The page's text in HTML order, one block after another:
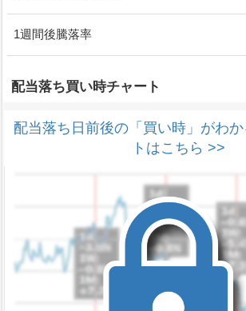
1週間後騰落率
配当落ち買い時チャート
配当落ち日前後の「買い時」がわ
トはこちら >>